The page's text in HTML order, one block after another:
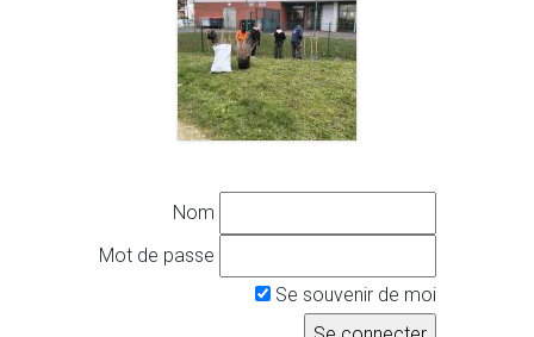
Nom
Mot de passe
Se souvenir de moi